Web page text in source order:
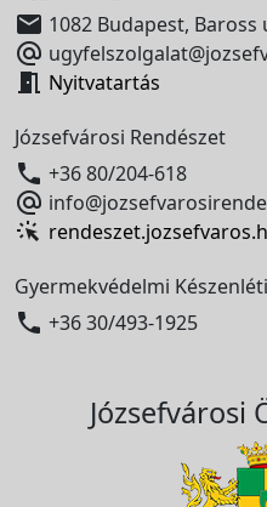
 1082 Budapest, Baross

 Nyitvatartás
Józsefvárosi Rendészet
 +36 80/204-618

Gyermekvédelmi
 +36 30/493-1925
Józsefvárosi